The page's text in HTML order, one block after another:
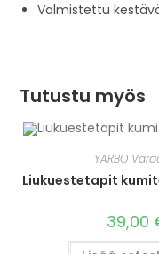
Valmistettu
Tutustu myös
YARBO
Liukuestetapit
39,00